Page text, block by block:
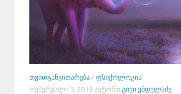
ᲗᲕᲘᲗᲒᲐᲜᲕᲘᲗᲐᲠᲔᲑᲐ/ ᲤᲡᲘᲥᲝᲚᲝᲒᲘᲐ
ᲗᲔᲑᲔᲠᲕᲐᲚᲘ 5, 2019 ᲐᲕᲢᲝᲠᲘᲒᲘᲕᲘ ᲔᲜᲓᲔᲚᲐᲫᲔ